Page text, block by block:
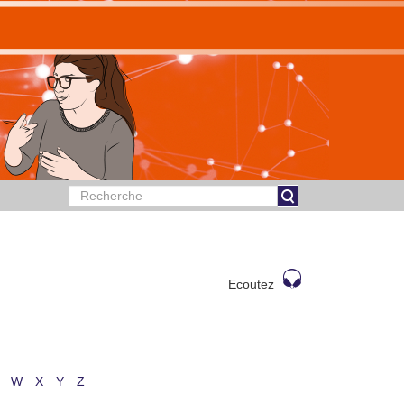
Ecoutez
W X Y Z